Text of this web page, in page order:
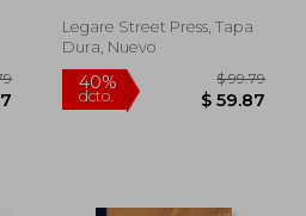
Practical Working
Directions for the
Inglés)
Legare Street Press, Tapa
Dura, Nuevo